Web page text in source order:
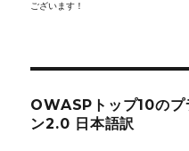
ございます！
OWASPトップ10のプ
ン2.0 日本語訳